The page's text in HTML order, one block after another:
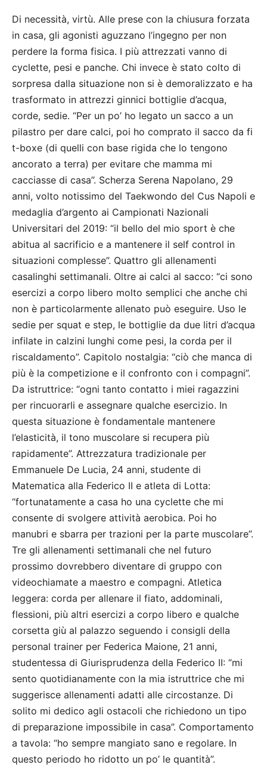
Di necessità, virtù. Alle prese con la chiusura forzata
in casa, gli agonisti aguzzano l’ingegno per non
perdere la forma fisica. I più attrezzati vanno di
cyclette, pesi e panche. Chi invece è stato colto di
sorpresa dalla situazione non si è demoralizzato e ha
trasformato in attrezzi ginnici bottiglie d’acqua,
corde, sedie. “Per un po’ ho legato un sacco a un
pilastro per dare calci, poi ho comprato il sacco da fi
t-boxe (di quelli con base rigida che lo tengono
ancorato a terra) per evitare che mamma mi
cacciasse di casa”. Scherza Serena Napolano, 29
anni, volto notissimo del Taekwondo del Cus Napoli e
medaglia d’argento ai Campionati Nazionali
Universitari del 2019: “il bello del mio sport è che
abitua al sacrificio e a mantenere il self control in
situazioni complesse”. Quattro gli allenamenti
casalinghi settimanali. Oltre ai calci al sacco: “ci sono
esercizi a corpo libero molto semplici che anche chi
non è particolarmente allenato può eseguire. Uso le
sedie per squat e step, le bottiglie da due litri d’acqua
infilate in calzini lunghi come pesi, la corda per il
riscaldamento”. Capitolo nostalgia: “ciò che manca di
più è la competizione e il confronto con i compagni”.
Da istruttrice: “ogni tanto contatto i miei ragazzini
per rincuorarli e assegnare qualche esercizio. In
questa situazione è fondamentale mantenere
l’elasticità, il tono muscolare si recupera più
rapidamente”. Attrezzatura tradizionale per
Emmanuele De Lucia, 24 anni, studente di
Matematica alla Federico II e atleta di Lotta:
“fortunatamente a casa ho una cyclette che mi
consente di svolgere attività aerobica. Poi ho
manubri e sbarra per trazioni per la parte muscolare”.
Tre gli allenamenti settimanali che nel futuro
prossimo dovrebbero diventare di gruppo con
videochiamate a maestro e compagni. Atletica
leggera: corda per allenare il fiato, addominali,
flessioni, più altri esercizi a corpo libero e qualche
corsetta giù al palazzo seguendo i consigli della
personal trainer per Federica Maione, 21 anni,
studentessa di Giurisprudenza della Federico II: “mi
sento quotidianamente con la mia istruttrice che mi
suggerisce allenamenti adatti alle circostanze. Di
solito mi dedico agli ostacoli che richiedono un tipo
di preparazione impossibile in casa”. Comportamento
a tavola: “ho sempre mangiato sano e regolare. In
questo periodo ho ridotto un po’ le quantità”.